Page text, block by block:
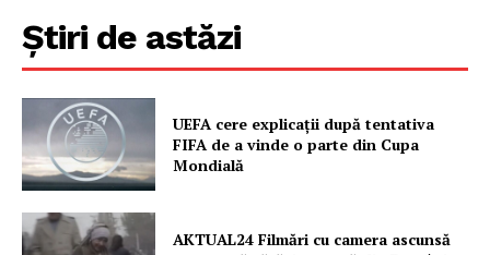
Știri de astăzi
UEFA cere explicații după tentativa
FIFA de a vinde o parte din Cupa
Mondială
AKTUAL24 Filmări cu camera ascunsă